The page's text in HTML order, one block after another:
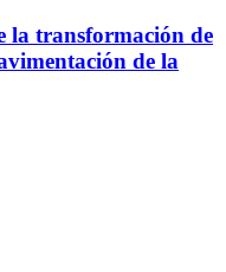
la transformación de
de la